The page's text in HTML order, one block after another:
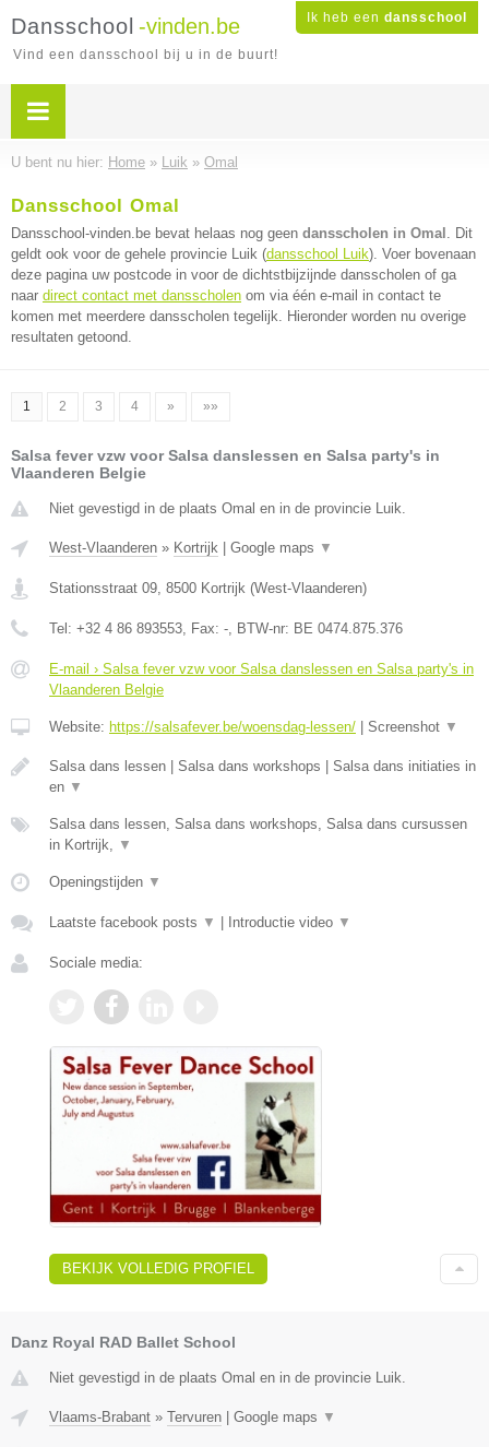
Ik heb een dansschool
Dansschool -vinden.be
Vind een dansschool bij u in de buurt!
U bent nu hier: Home » Luik » Omal
Dansschool Omal
Dansschool-vinden.be bevat helaas nog geen dansscholen in Omal . Dit
geldt ook voor de gehele provincie Luik (dansschool Luik). Voer bovenaan
deze pagina uw postcode in voor de dichtstbijzijnde dansscholen of ga
naar direct contact met dansscholen om via één e-mail in contact te
komen met meerdere dansscholen tegelijk. Hieronder worden nu overige
resultaten getoond.
1 2 3 4 » »»
Salsa fever vzw voor Salsa danslessen en Salsa party's in
Vlaanderen Belgie
Niet gevestigd in de plaats Omal en in de provincie Luik.
West-Vlaanderen » Kortrijk Google maps ▼
Stationsstraat 09, 8500 Kortrijk (West-Vlaanderen)
Tel: +32 4 86 893553, Fax: -, BTW-nr: BE 0474.875.376
E-mail › Salsa fever vzw voor Salsa danslessen en Salsa party's in
Vlaanderen Belgie
Website: https://salsafever.be/woensdag-lessen/ Screenshot ▼
Salsa dans lessen | Salsa dans workshops | Salsa dans initiaties in
en ▼
Salsa dans lessen, Salsa dans workshops, Salsa dans cursussen
in Kortrijk, ▼
Openingstijden ▼
Laatste facebook posts ▼ Introductie video ▼
Sociale media:
BEKIJK VOLLEDIG PROFIEL
Danz Royal RAD Ballet School
Niet gevestigd in de plaats Omal en in de provincie Luik.
Vlaams-Brabant » Tervuren | Google maps ▼